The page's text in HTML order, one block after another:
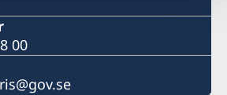
00